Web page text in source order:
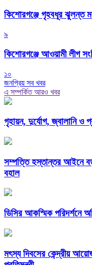
কিশোরগঞ্জে গৃহবধূর ঝুলন্ত
৯
কিশোরগঞ্জে আওয়ামী লীগ
১০
জনপ্রিয় সব খবর
এ সম্পর্কিত আরও খবর
গৃহায়ন, দুর্যোগ, জ্বালানি ও
সম্পত্তি হস্তান্তর আইনে
বহাল
ডিসির আকস্মিক পরিদর্শনে
মৎস্য দিবসের কেন্দ্রীয়